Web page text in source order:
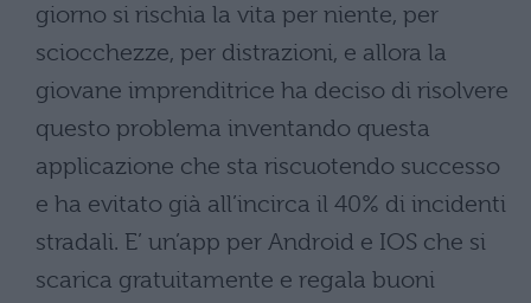
giorno si rischia la vita per niente, per
sciocchezze, per distrazioni, e allora la
giovane imprenditrice ha deciso di risolvere
questo problema inventando questa
applicazione che sta riscuotendo successo
e ha evitato già all’incirca il 40% di incidenti
stradali. E’ un’app per Android e IOS che si
scarica gratuitamente e regala buoni